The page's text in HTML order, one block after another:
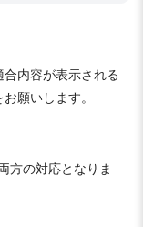
内容が表示される
願いします。
方の対応となりま